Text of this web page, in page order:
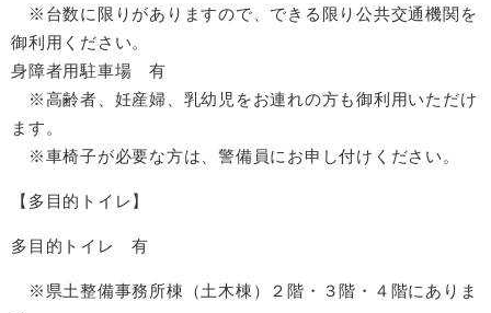
※台数に限りがありますので、できる限り公共交通機関を
御利用ください。
身障者用駐車場 有
※高齢者、妊産婦、乳幼児をお連れの方も御利用いただけ
ます。
※車椅子が必要な方は、警備員にお申し付けください。
【多目的トイレ】
多目的トイレ 有
※県土整備事務所棟（土木棟）２階・３階・４階にありま